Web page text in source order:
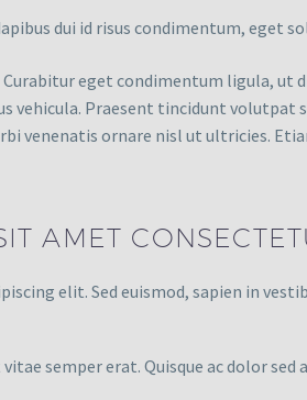
dui id risus condimentum, eget
Curabitur eget condimentum ligula,
vehicula. Praesent tincidunt
venenatis ornare nisl ut ultricies.
AMET
elit. Sed euismod, sapien in
semper erat. Quisque ac dolor